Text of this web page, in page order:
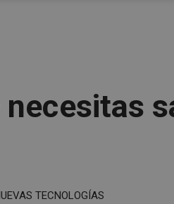
necesitas
TECNOLOGÍAS